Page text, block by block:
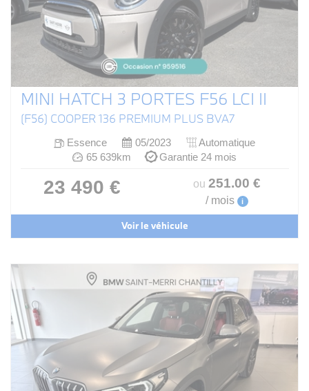
MINI HATCH 3 PORTES F56 LCI II
(F56) COOPER 136 PREMIUM PLUS BVA7
Essence 05/2023
Automatique
65 639km
Garantie 24 mois
23 490 € ou 251.00 €
/ mois i
Voir le véhicule